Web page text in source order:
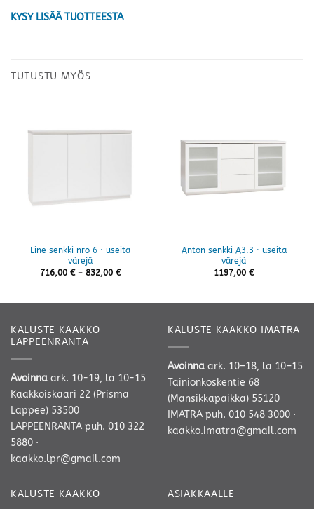
KYSY LISÄÄ TUOTTEESTA
TUTUSTU MYÖS
Line senkki nro 6 · useita
värejä
716,00 € – 832,00 €Hintaluokka:
Anton senkki A3.3 · useita
värejä
1197,00 €
KALUSTE KAAKKO
LAPPEENRANTA
Avoinna ark. 10-19, la 10-15
Kaakkoiskaari 22 (Prisma
Lappee) 53500
LAPPEENRANTA puh. 010 322
5880 ·
kaakko.lpr@gmail.com
KALUSTE KAAKKO IMATRA
Avoinna ark. 10–18, la 10–15
Tainionkoskentie 68
(Mansikkapaikka) 55120
IMATRA puh. 010 548 3000 ·
kaakko.imatra@gmail.com
KALUSTE KAAKKO ASIAKKAALLE